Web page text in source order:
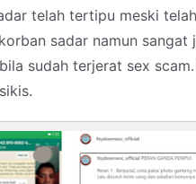
telah tertipu meski
sadar namun
sudah terjerat sex